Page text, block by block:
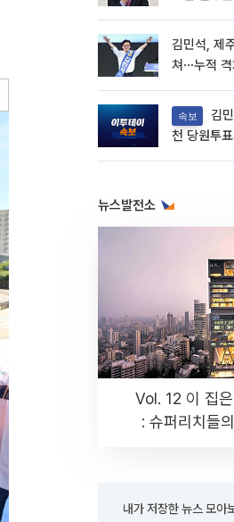
김민석, 제
쳐⋯누적
속보
천 당원투
뉴스발전소
Vol. 12 이 집
: 슈퍼리치들
내가 저장한 뉴스 모아